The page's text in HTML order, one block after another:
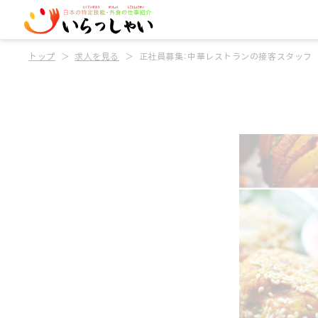
トップ 求人を見る 正社員募集：中華レストランの接客スタッフ